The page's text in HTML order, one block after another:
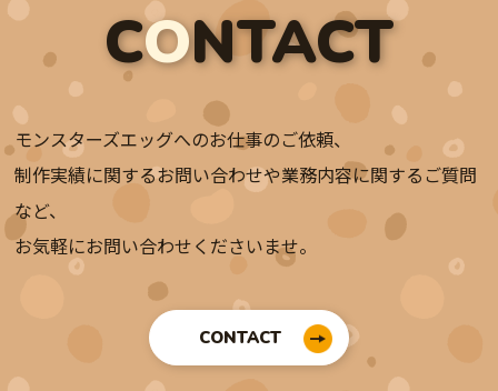
CONTACT
モンスターズエッグへのお仕事のご依頼、
制作実績に関するお問い合わせや業務内容に関するご質問
など、
お気軽にお問い合わせくださいませ。
CONTACT